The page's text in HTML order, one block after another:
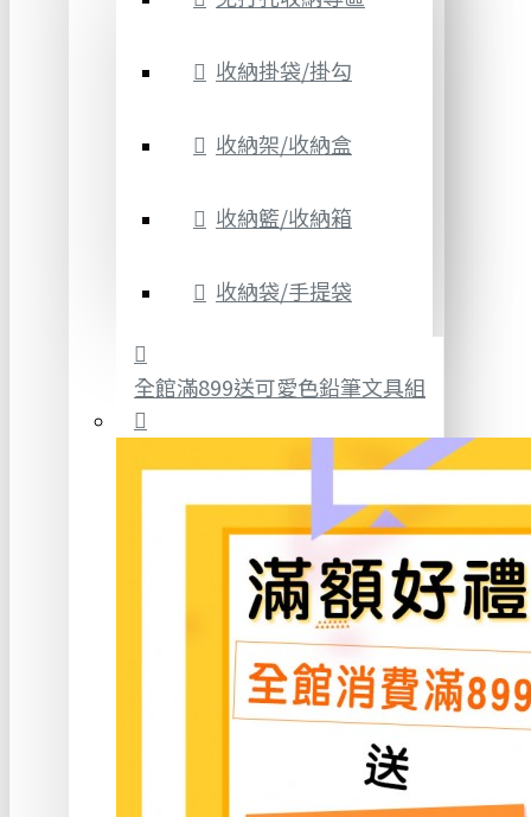
收納掛袋/掛勾
收納架/收納盒
收納籃/收納箱
收納袋/手提袋
全館滿899送可愛色鉛筆文具組